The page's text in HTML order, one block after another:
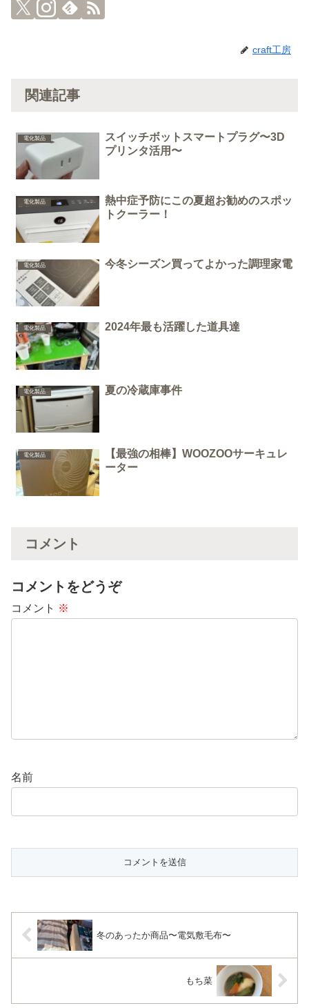
craft工房
関連記事
電化製品
スイッチボットスマートプラグ〜3D
プリンタ活用〜
電化製品
熱中症予防にこの夏超お勧めのスポッ
トクーラー！
電化製品 今冬シーズン買ってよかった調理家電
電化製品 2024年最も活躍した道具達
電化製品 夏の冷蔵庫事件
電化製品
【最強の相棒】WOOZOOサーキュレ
ーター
コメント
コメントをどうぞ
コメント ※
名前
冬のあったか商品〜電気敷毛布〜
もち菜